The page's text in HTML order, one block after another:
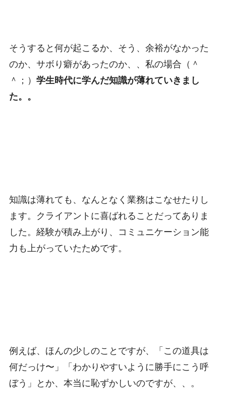
そうすると何が起こるか、そう、余裕がなかった
のか、サボり癖があったのか、、私の場合（＾
＾；） 学生時代に学んだ知識が薄れていきまし
た。。
知識は薄れても、なんとなく業務はこなせたりし
ます。クライアントに喜ばれることだってありま
した。経験が積み上がり、コミュニケーション能
力も上がっていたためです。
例えば、ほんの少しのことですが、「この道具は
何だっけ〜」「わかりやすいように勝手にこう呼
ぼう」とか、本当に恥ずかしいのですが、、。